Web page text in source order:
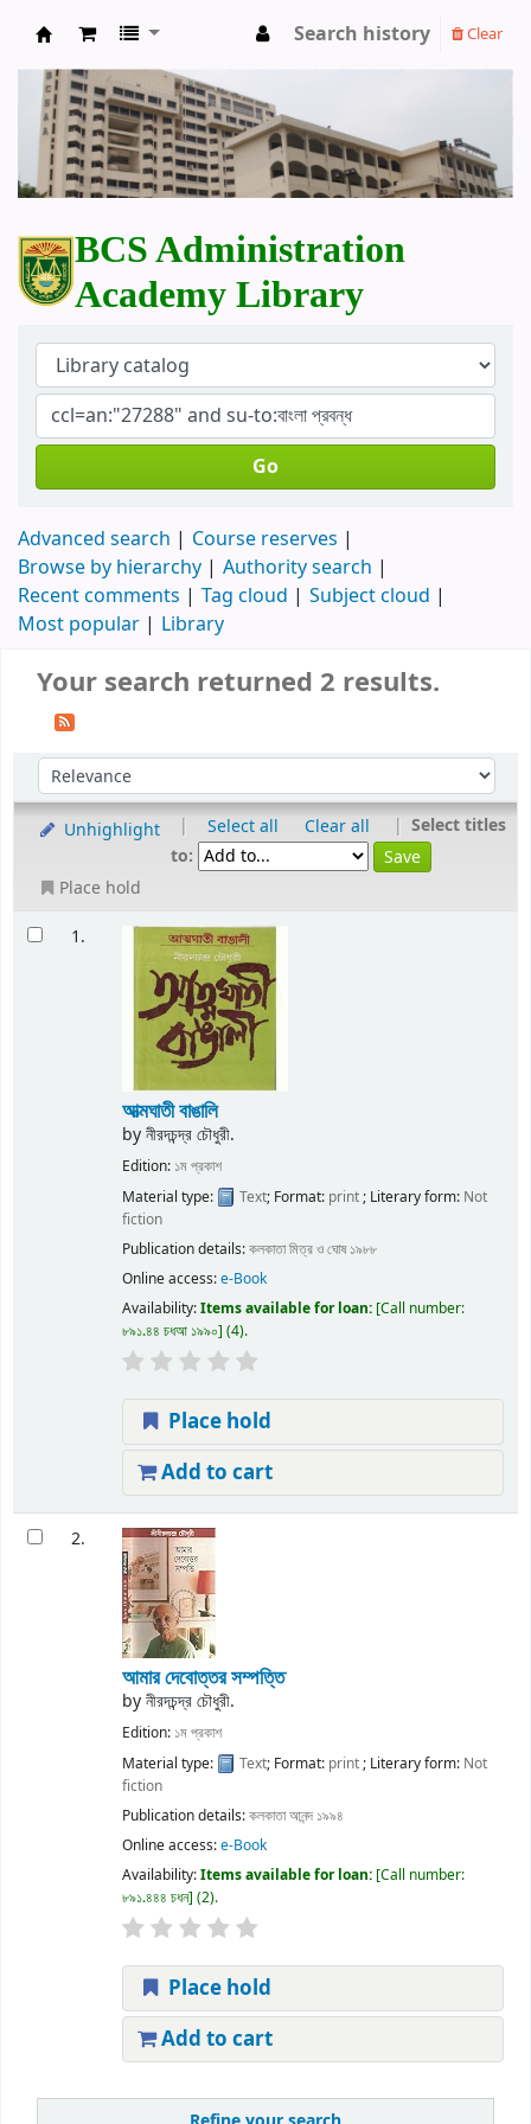
BCS Administration Academy Library
Search history Clear
BCS Administration
Academy Library
Go
Advanced search
Course reserves
Browse by hierarchy
Authority search
Recent comments
Tag cloud
Subject cloud
Most popular
Library
Your search returned 2 results.
Unhighlight | Select all Clear all | Select titles
to:
Place hold
1.
আত্মঘাতী বাঙালি
byনীরদচন্দ্র চৌধুরী.
Edition: ১ম প্রকাশ
Material type:
Text; Format: print ; Literary form: Not
fiction
Publication details:কলকাতামিত্র ও ঘোষ ১৯৮৮
Online access:e-Book
Availability:Items available for loan: Call number:
৮৯১.৪৪ চধআ ১৯৯০ (4).
Place hold
Add to cart
2.
আমার দেবোত্তর সম্পত্তি
byনীরদচন্দ্র চৌধুরী.
Edition: ১ম প্রকাশ
Material type:
Text; Format: print; Literary form: Not
fiction
Publication details:কলকাতাআনন্দ ১৯৯৪
Online access:e-Book
Availability:Items available for loan: Call number:
৮৯১.৪৪৪ চধন (2).
Place hold
Add to cart